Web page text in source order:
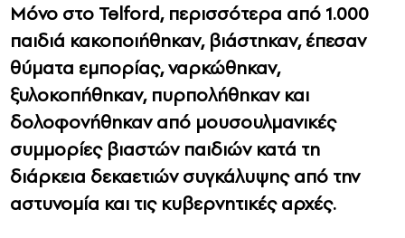
Μόνο στο Telford, περισσότερα από 1.000
παιδιά κακοποιήθηκαν, βιάστηκαν, έπεσαν
θύματα εμπορίας, ναρκώθηκαν,
ξυλοκοπήθηκαν, πυρπολήθηκαν και
δολοφονήθηκαν από μουσουλμανικές
συμμορίες βιαστών παιδιών κατά τη
διάρκεια δεκαετιών συγκάλυψης από την
αστυνομία και τις κυβερνητικές αρχές.